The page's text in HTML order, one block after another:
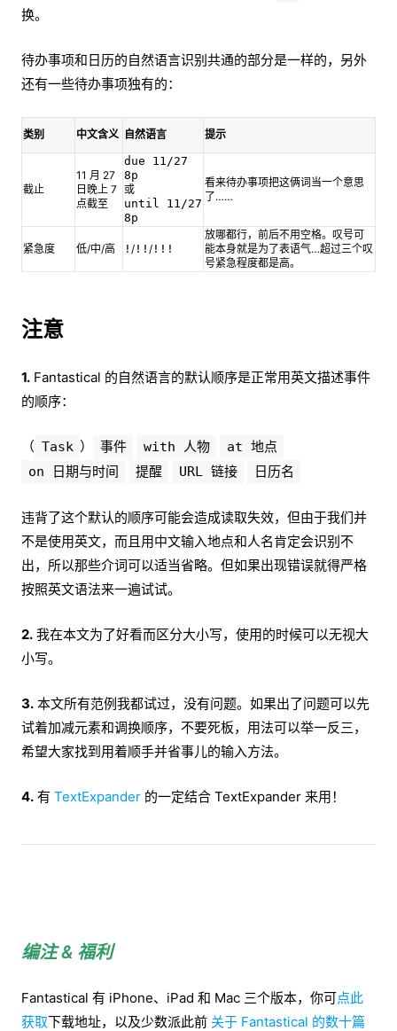
换。
待办事项和日历的自然语言识别共通的部分是一样的，另外
还有一些待办事项独有的：
类别 中文含义 自然语言 提示
截止
11 月 27
日晚上 7
点截至
due 11/27
8p
或
until 11/27
8p
看来待办事项把这俩词当一个意思
了……
紧急度 低/中/高 ! / !! / !!!
放哪都行，前后不用空格。叹号可
能本身就是为了表语气…超过三个叹
号紧急程度都是高。
注意
1. Fantastical 的自然语言的默认顺序是正常用英文描述事件
的顺序：
（ Task ） 事件 with 人物
at 地点
on 日期与时间
提醒 URL 链接 日历名
违背了这个默认的顺序可能会造成读取失效，但由于我们并
不是使用英文，而且用中文输入地点和人名肯定会识别不
出，所以那些介词可以适当省略。但如果出现错误就得严格
按照英文语法来一遍试试。
2. 我在本文为了好看而区分大小写，使用的时候可以无视大
小写。
3. 本文所有范例我都试过，没有问题。如果出了问题可以先
试着加减元素和调换顺序，不要死板，用法可以举一反三，
希望大家找到用着顺手并省事儿的输入方法。
4. 有 TextExpander 的一定结合 TextExpander 来用！
编注 & 福利
Fantastical 有 iPhone、iPad 和 Mac 三个版本，你可点此
获取下载地址，以及少数派此前 关于 Fantastical 的数十篇